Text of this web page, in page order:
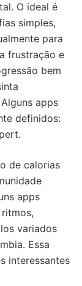
O ideal é
simples,
para
frustração e
bem
apps
definidos:
de calorias
apps
variados
Essa
interessantes